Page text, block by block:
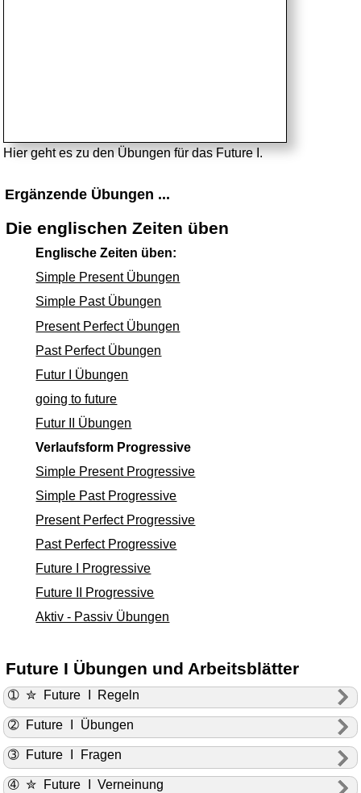
Hier geht es zu den Übungen für das Future I.
Ergänzende Übungen ...
Die englischen Zeiten üben
Englische Zeiten üben:
Simple Present Übungen
Simple Past Übungen
Present Perfect Übungen
Past Perfect Übungen
Futur I Übungen
going to future
Futur II Übungen
Verlaufsform Progressive
Simple Present Progressive
Simple Past Progressive
Present Perfect Progressive
Past Perfect Progressive
Future I Progressive
Future II Progressive
Aktiv - Passiv Übungen
Future I Übungen und Arbeitsblätter
➀ ✮ Future I Regeln
➁ Future I Übungen
➂ Future I Fragen
➃ ✮ Future I Verneinung